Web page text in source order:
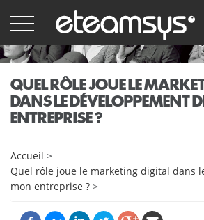
au
principal
QUEL RÔLE JOUE LE
DANS LE DÉVELOPPEMENT
ENTREPRISE ?
Accueil >
Quel rôle joue le marketing digital dans
mon entreprise ? >